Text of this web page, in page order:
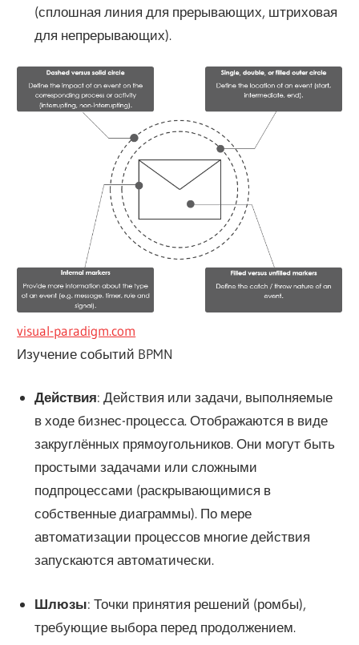
(сплошная линия для прерывающих, штриховая
для непрерывающих).
visual-paradigm.com
Изучение событий BPMN
Действия: Действия или задачи, выполняемые
в ходе бизнес-процесса. Отображаются в виде
закруглённых прямоугольников. Они могут быть
простыми задачами или сложными
подпроцессами (раскрывающимися в
собственные диаграммы). По мере
автоматизации процессов многие действия
запускаются автоматически.
Шлюзы: Точки принятия решений (ромбы),
требующие выбора перед продолжением.